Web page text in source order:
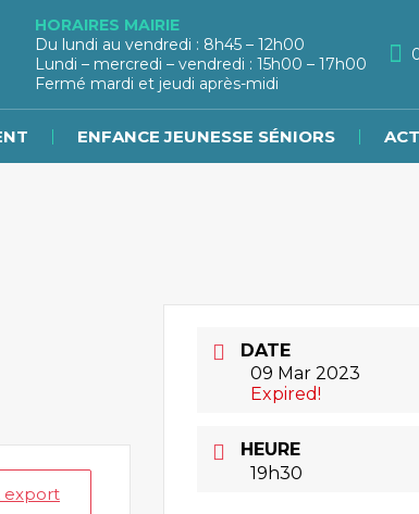
HORAIRES MAIRIE
Du lundi au vendredi : 8h45 – 12h00
Lundi – mercredi – vendredi : 15h00 – 17h00
Fermé mardi et jeudi après-midi
ENFANCE JEUNESSE SÉNIORS
export
DATE
09 Mar 2023
Expired!
HEURE
19h30